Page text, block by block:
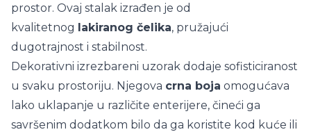
prostor. Ovaj stalak izrađen je od
kvalitetnog lakiranog čelika, pružajući
dugotrajnost i stabilnost.
Dekorativni izrezbareni uzorak dodaje sofisticiranost
u svaku prostoriju. Njegova crna boja omogućava
lako uklapanje u različite enterijere, čineći ga
savršenim dodatkom bilo da ga koristite kod kuće ili